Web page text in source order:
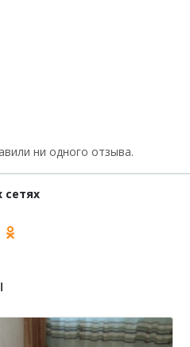
ни одного отзыва.
сетях